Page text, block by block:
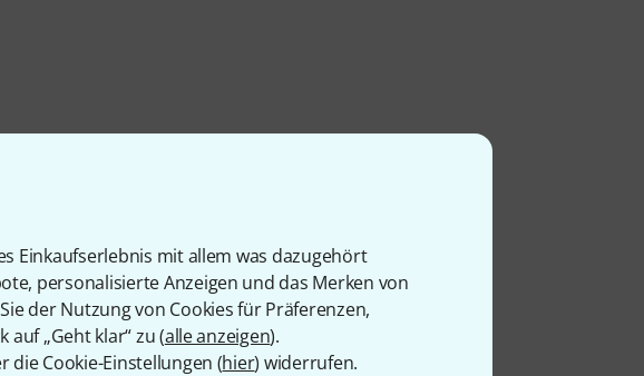
Einkaufserlebnis mit allem was dazugehört
personalisierte Anzeigen und das Merken von
der Nutzung von Cookies für Präferenzen,
„Geht klar“ zu (alle anzeigen).
Cookie-Einstellungen (hier) widerrufen.